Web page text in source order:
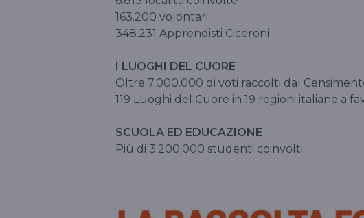
163.200 volontari
348.231 Apprendisti Ciceroni
I LUOGHI DEL CUORE
Oltre 7.000.000 di voti raccolti dal
119 Luoghi del Cuore in 19 regioni italiane a
SCUOLA ED EDUCAZIONE
Più di 3.200.000 studenti coinvolti